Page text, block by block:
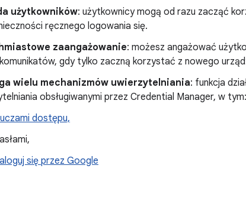
użytkowników: użytkownicy mogą od razu zacząć
ręcznego logowania się.
zaangażowanie: możesz angażować
gdy tylko zaczną korzystać z nowego
wielu mechanizmów uwierzytelniania: funkcja
obsługiwanymi przez Credential Manager, w tym:
dostępu,
się przez Google